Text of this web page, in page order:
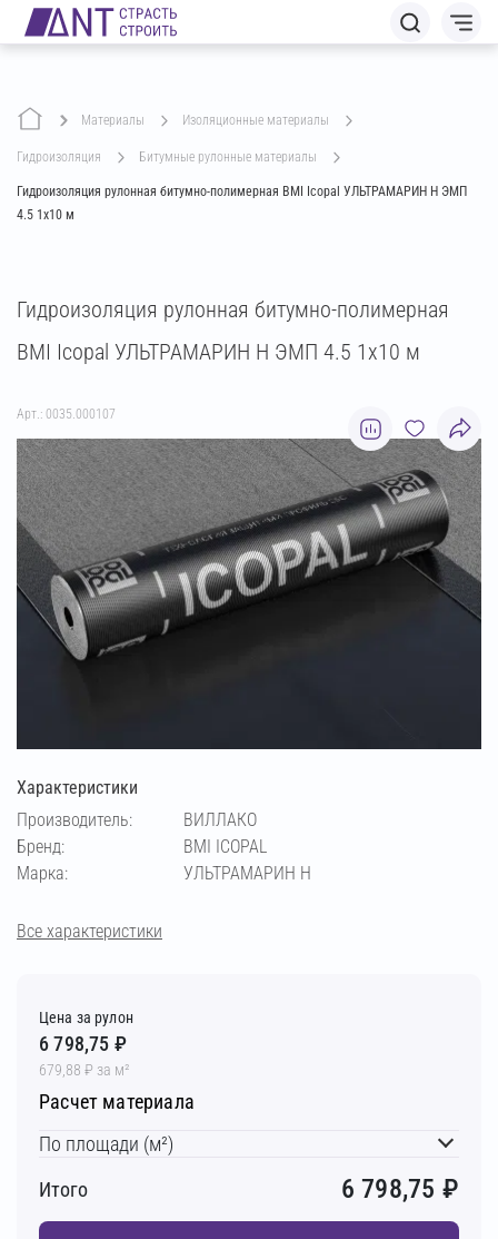
Материалы изоляционные материалы
гидроизоляция битумные рулонные материалы
Гидроизоляция рулонная битумно-полимерная BMI Icopal УЛЬТРАМАРИН Н ЭМП
4.5 1х10 м
Гидроизоляция рулонная битумно-полимерная
BMI Icopal УЛЬТРАМАРИН Н ЭМП 4.5 1х10 м
Арт.: 0035.000107
Характеристики
Производитель:
ВИЛЛАКО
Бренд:
BMI ICOPAL
Марка:
УЛЬТРАМАРИН Н
Все характеристики
Цена за рулон
6 798,75 ₽
679,88 ₽ за м²
Расчет материала
По площади (м²)
Итого
6 798,75 ₽